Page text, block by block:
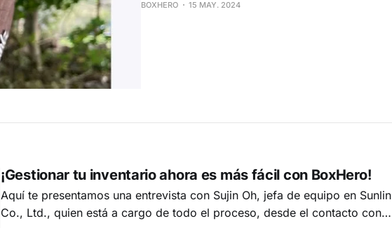
BOXHERO 15 MAY. 2024
¡Gestionar tu inventario ahora es más fácil con BoxHero!
Aquí te presentamos una entrevista con Sujin Oh, jefa de equipo en Sunlin
Co., Ltd., quien está a cargo de todo el proceso, desde el contacto con